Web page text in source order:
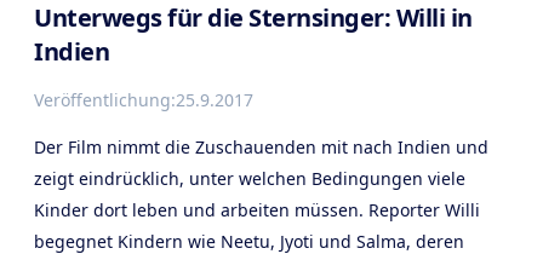
Unterwegs für die Sternsinger: Willi in
Indien
Veröffentlichung:25.9.2017
Der Film nimmt die Zuschauenden mit nach Indien und
zeigt eindrücklich, unter welchen Bedingungen viele
Kinder dort leben und arbeiten müssen. Reporter Willi
begegnet Kindern wie Neetu, Jyoti und Salma, deren